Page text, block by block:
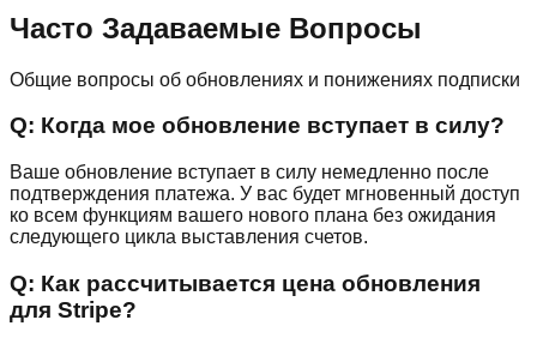
Часто Задаваемые Вопросы
Общие вопросы об обновлениях и понижениях подписки
Q: Когда мое обновление вступает в силу?
Ваше обновление вступает в силу немедленно после
подтверждения платежа. У вас будет мгновенный доступ
ко всем функциям вашего нового плана без ожидания
следующего цикла выставления счетов.
Q: Как рассчитывается цена обновления
для Stripe?